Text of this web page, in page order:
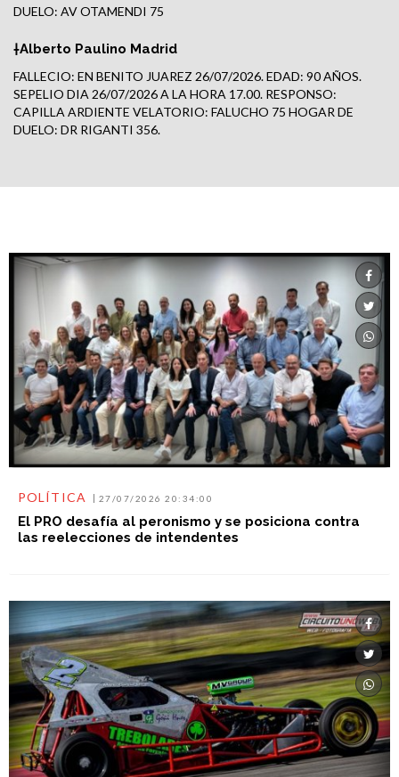
DUELO: AV OTAMENDI 75
†Alberto Paulino Madrid
FALLECIO: EN BENITO JUAREZ 26/07/2026. EDAD: 90 AÑOS.
SEPELIO DIA 26/07/2026 A LA HORA 17.00. RESPONSO:
CAPILLA ARDIENTE VELATORIO: FALUCHO 75 HOGAR DE
DUELO: DR RIGANTI 356.
POLÍTICA 27/07/2026 20:34:00
El PRO desafía al peronismo y se posiciona contra
las reelecciones de intendentes